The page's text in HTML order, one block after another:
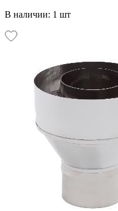
В наличии: 1 шт